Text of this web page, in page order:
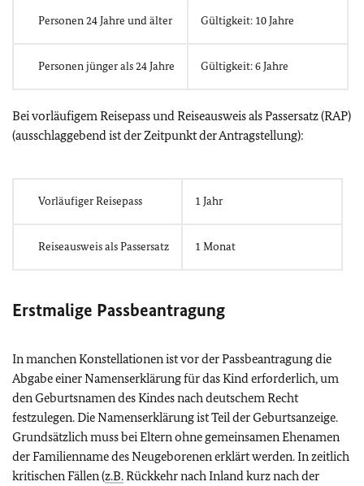
Personen 24 Jahre und älter Gültigkeit: 10 Jahre
Personen jünger als 24 Jahre Gültigkeit: 6 Jahre
Bei vorläufigem Reisepass und Reiseausweis als Passersatz (RAP)
(ausschlaggebend ist der Zeitpunkt der Antragstellung):
Vorläufiger Reisepass 1 Jahr
Reiseausweis als Passersatz 1 Monat
Erstmalige Passbeantragung
In manchen Konstellationen ist vor der Passbeantragung die
Abgabe einer Namenserklärung für das Kind erforderlich, um
den Geburtsnamen des Kindes nach deutschem Recht
festzulegen. Die Namenserklärung ist Teil der Geburtsanzeige.
Grundsätzlich muss bei Eltern ohne gemeinsamen Ehenamen
der Familienname des Neugeborenen erklärt werden. In zeitlich
kritischen Fällen (z.B.Rückkehr nach Inland kurz nach der